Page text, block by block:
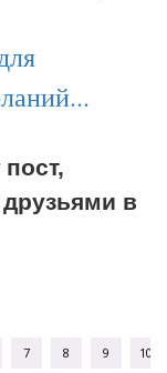
в
7 8 9 10